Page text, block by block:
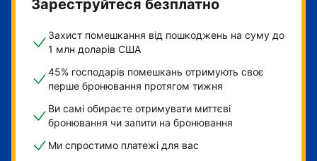
Зареструйтеся безплатно
Захист помешкання від пошкоджень на суму до
1 млн доларів США
45% господарів помешкань отримують своє
перше бронювання протягом тижня
Ви самі обираєте отримувати миттєві
бронювання чи запити на бронювання
Ми спростимо платежі для вас